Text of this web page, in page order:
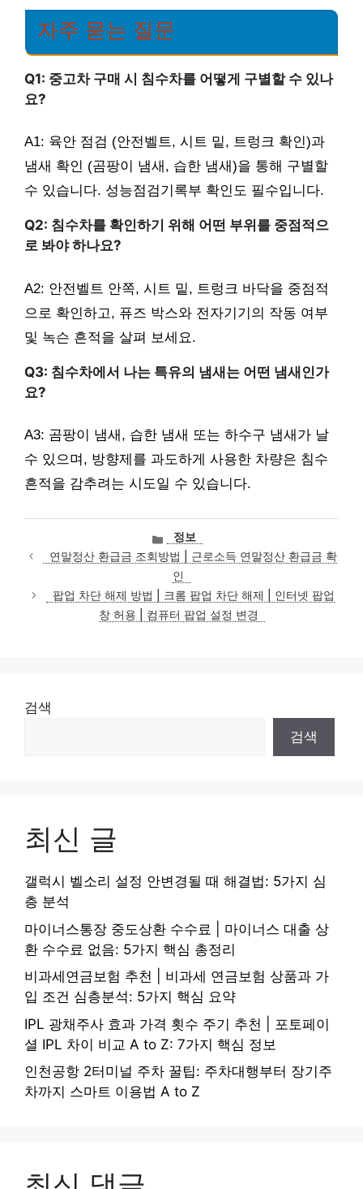
자주 묻는 질문
Q1: 중고차 구매 시 침수차를 어떻게 구별할 수 있나
요?
A1: 육안 점검 (안전벨트, 시트 밑, 트렁크 확인)과
냄새 확인 (곰팡이 냄새, 습한 냄새)을 통해 구별할
수 있습니다. 성능점검기록부 확인도 필수입니다.
Q2: 침수차를 확인하기 위해 어떤 부위를 중점적으
로 봐야 하나요?
A2: 안전벨트 안쪽, 시트 밑, 트렁크 바닥을 중점적
으로 확인하고, 퓨즈 박스와 전자기기의 작동 여부
및 녹슨 흔적을 살펴 보세요.
Q3: 침수차에서 나는 특유의 냄새는 어떤 냄새인가
요?
A3: 곰팡이 냄새, 습한 냄새 또는 하수구 냄새가 날
수 있으며, 방향제를 과도하게 사용한 차량은 침수
흔적을 감추려는 시도일 수 있습니다.
카
테
고
리
정보
연말정산 환급금 조회방법 | 근로소득 연말정산 환급금 확
인
팝업 차단 해제 방법 | 크롬 팝업 차단 해제 | 인터넷 팝업
창 허용 | 컴퓨터 팝업 설정 변경
검색
검색
최신 글
갤럭시 벨소리 설정 안변경될 때 해결법: 5가지 심
층 분석
마이너스통장 중도상환 수수료 | 마이너스 대출 상
환 수수료 없음: 5가지 핵심 총정리
비과세연금보험 추천 | 비과세 연금보험 상품과 가
입 조건 심층분석: 5가지 핵심 요약
IPL 광채주사 효과 가격 횟수 주기 추천 | 포토페이
셜 IPL 차이 비교 A to Z: 7가지 핵심 정보
인천공항 2터미널 주차 꿀팁: 주차대행부터 장기주
차까지 스마트 이용법 A to Z